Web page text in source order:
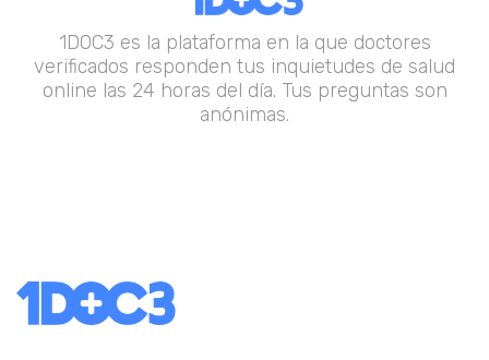
1DOC3 es la plataforma en la que doctores
verificados responden tus inquietudes de salud
online las 24 horas del día. Tus preguntas son
anónimas.